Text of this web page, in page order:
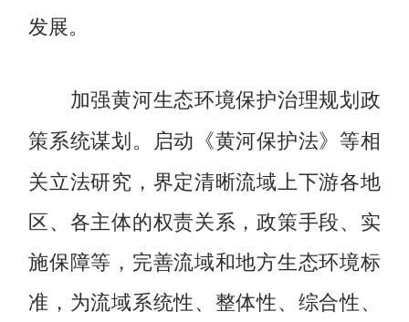
发展。
加强黄河生态环境保护治理规划政
策系统谋划。 启动《黄河保护法》等相
关立法研究，界定清晰流域上下游各地
区、各主体的权责关系，政策手段、实
施保障等，完善流域和地方生态环境标
准，为流域系统性、整体性、综合性、